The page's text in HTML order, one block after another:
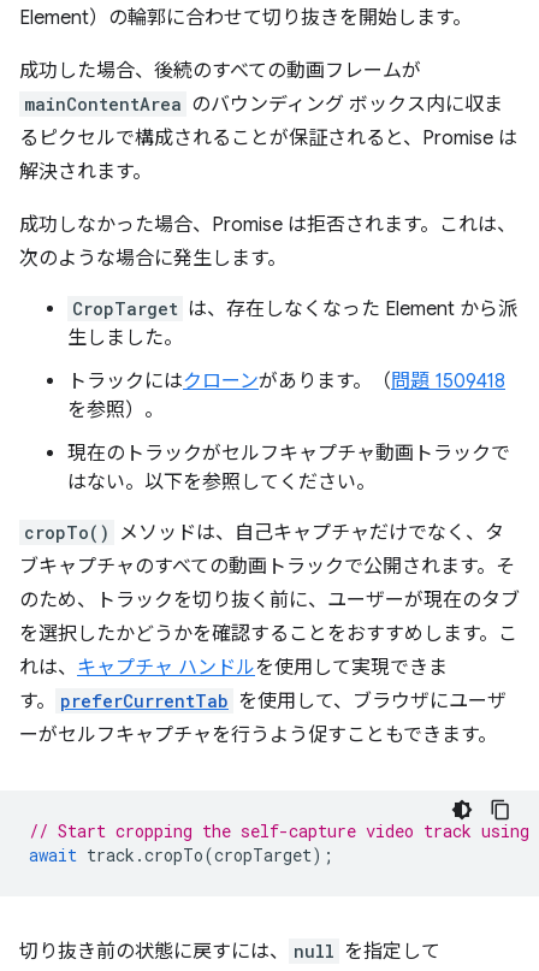
Element）の輪郭に合わせて切り抜きを開始します。
成功した場合、後続のすべての動画フレームが
mainContentArea のバウンディング ボックス内に収ま
るピクセルで構成されることが保証されると、Promise は
解決されます。
成功しなかった場合、Promise は拒否されます。これは、
次のような場合に発生します。
CropTarget は、存在しなくなった Element から派
生しました。
トラックにはクローンがあります。（問題 1509418
を参照）。
現在のトラックがセルフキャプチャ動画トラックで
はない。以下を参照してください。
cropTo()
メソッドは、自己キャプチャだけでなく、タ
ブキャプチャのすべての動画トラックで公開されます。そ
のため、トラックを切り抜く前に、ユーザーが現在のタブ
を選択したかどうかを確認することをおすすめします。こ
れは、 キャプチャ ハンドルを使用して実現できま
す。
preferCurrentTab を使用して、ブラウザにユーザ
ーがセルフキャプチャを行うよう促すこともできます。
// Start cropping the self-capture video track using
await track .cropTo(cropTarget);
切り抜き前の状態に戻すには、 null を指定して